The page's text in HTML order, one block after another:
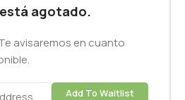
agotado.
avisaremos en cuanto
Add To Waitlist